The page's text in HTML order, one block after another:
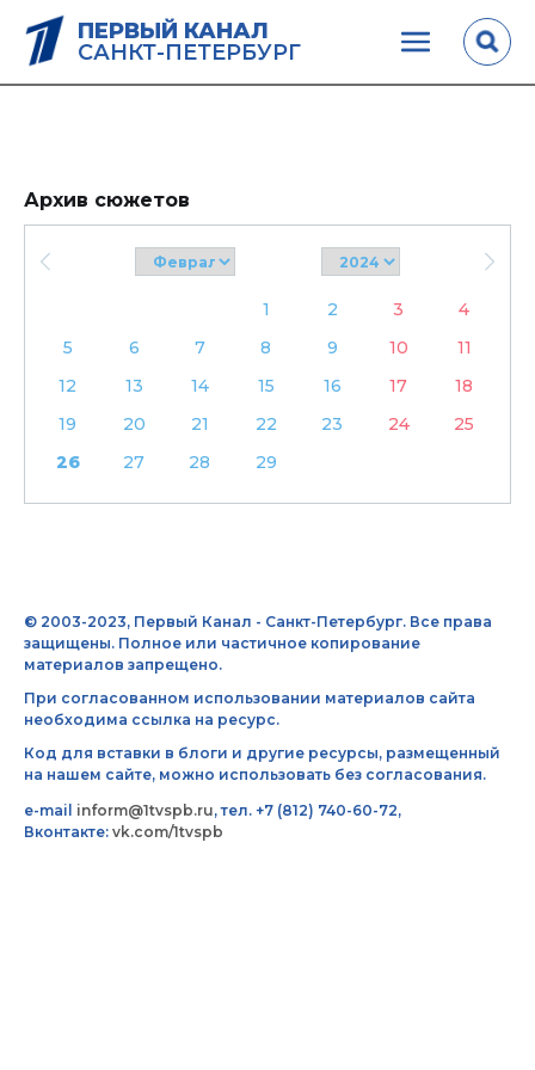
ПЕРВЫЙ КАНАЛ
САНКТ-ПЕТЕРБУРГ
Архив сюжетов
1 2 3
4
5
6 7 8 9 10
11
12
13 14 15 16 17
18
19
20 21 22 23 24
25
26
27 28 29
© 2003-2023, Первый Канал - Санкт-Петербург. Все права
защищены. Полное или частичное копирование
материалов запрещено.
При согласованном использовании материалов сайта
необходима ссылка на ресурс.
Код для вставки в блоги и другие ресурсы, размещенный
на нашем сайте, можно использовать без согласования.
e-mail inform@1tvspb.ru, тел. +7 (812) 740-60-72,
Вконтакте: vk.com/1tvspb